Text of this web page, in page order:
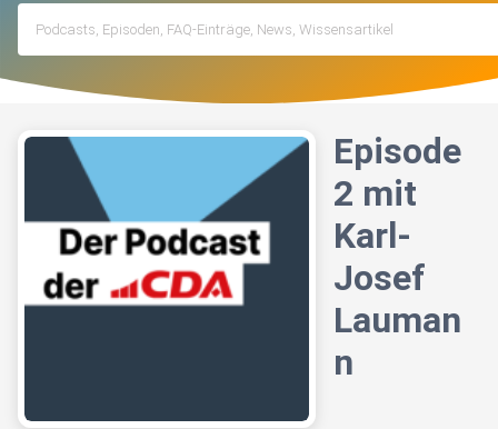
Episode
2 mit
Karl-
Josef
Lauman
n